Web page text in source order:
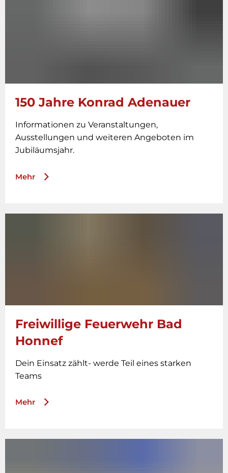
150 Jahre Konrad Adenauer
Informationen zu Veranstaltungen,
Ausstellungen und weiteren Angeboten im
Jubiläumsjahr.
Mehr
Freiwillige Feuerwehr Bad
Honnef
Dein Einsatz zählt- werde Teil eines starken
Teams
Mehr